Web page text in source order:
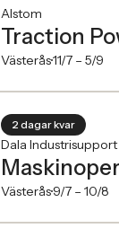
Alstom
Traction
Västerås11/7 – 5/9
2 dagar kvar
Dala Industrisupport
Västerås9/7 – 10/8